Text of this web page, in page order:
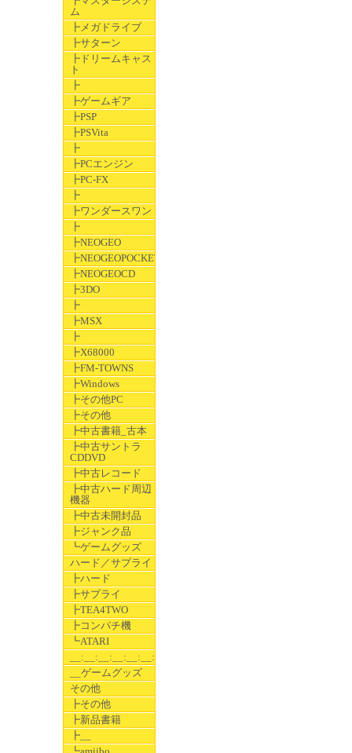
ム
┣メガドライブ
┣サターン
┣ドリームキャス
ト
┣
┣ゲームギア
┣PSP
┣PSVita
┣
┣PCエンジン
┣PC-FX
┣
┣ワンダースワン
┣
┣NEOGEO
┣NEOGEOPOCKET
┣NEOGEOCD
┣3DO
┣
┣MSX
┣
┣X68000
┣FM-TOWNS
┣Windows
┣その他PC
┣その他
┣中古書籍_古本
┣中古サントラ
CDDVD
┣中古レコード
┣中古ハード周辺
機器
┣中古未開封品
┣ジャンク品
┗ゲームグッズ
ハード／サプライ
┣ハード
┣サプライ
┣TEA4TWO
┣コンパチ機
┗ATARI
__:__:__:__:__:__:__
__ゲームグッズ
その他
┣その他
┣新品書籍
┣__